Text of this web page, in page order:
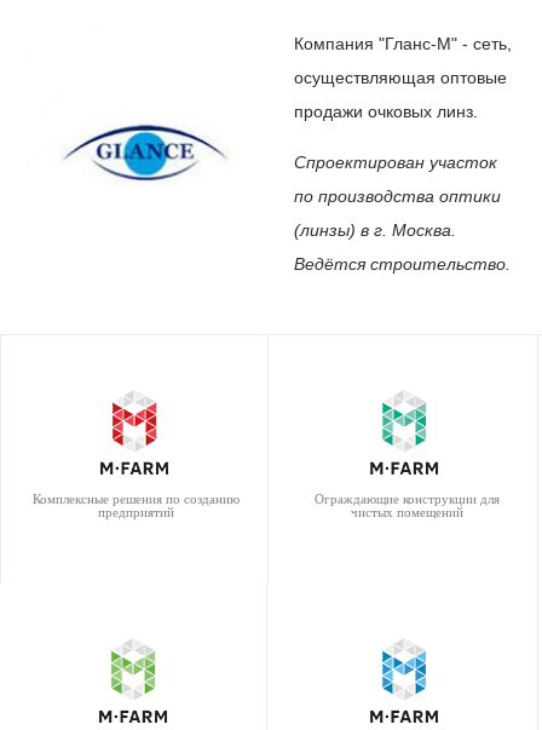
Компания "Гланс-М" - сеть,
осуществляющая оптовые
продажи очковых линз.
Спроектирован участок
по производства оптики
(линзы) в г. Москва.
Ведётся строительство.
Комплексные решения по созданию
предприятий
Ограждающие конструкции для
чистых помещений